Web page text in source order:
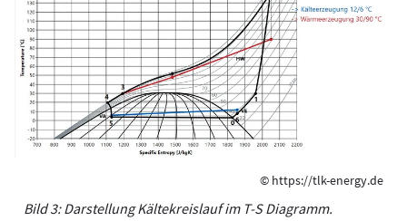
© https://tlk-energy.de
Bild 3: Darstellung Kältekreislauf im T-S Diagramm.